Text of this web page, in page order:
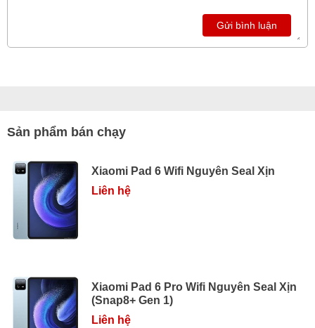
Gửi bình luận
Sản phẩm bán chạy
Xiaomi Pad 6 Wifi Nguyên Seal Xịn
Liên hệ
Xiaomi Pad 6 Pro Wifi Nguyên Seal Xịn
(Snap8+ Gen 1)
Liên hệ